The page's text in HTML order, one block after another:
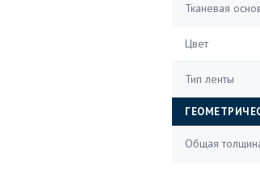
Тканевая
Цвет
Тип ленты
Общая